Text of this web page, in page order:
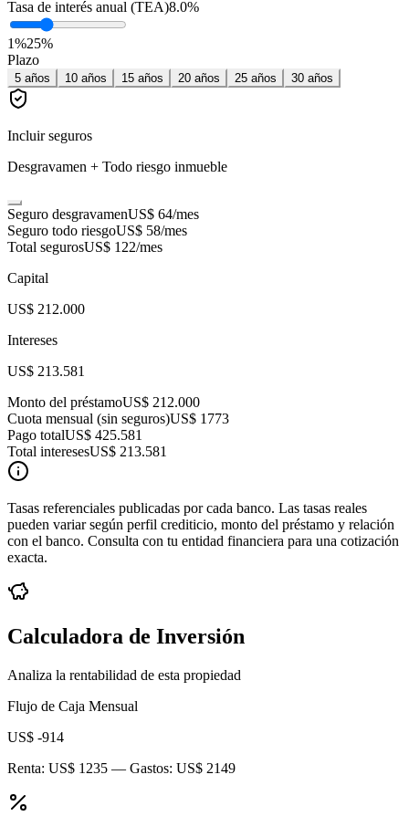
Tasa de interés anual (TEA)8.0%
1%25%
Plazo
5 años 10 años 15 años 20 años 25 años 30 años
Incluir seguros
Desgravamen + Todo riesgo inmueble
Seguro desgravamenUS$ 64/mes
Seguro todo riesgoUS$ 58/mes
Total segurosUS$ 122/mes
Capital
US$ 212.000
Intereses
US$ 213.581
Monto del préstamoUS$ 212.000
Cuota mensual (sin seguros)US$ 1773
Pago totalUS$ 425.581
Total interesesUS$ 213.581
Tasas referenciales publicadas por cada banco. Las tasas reales
pueden variar según perfil crediticio, monto del préstamo y relación
con el banco. Consulta con tu entidad financiera para una cotización
exacta.
Calculadora de Inversión
Analiza la rentabilidad de esta propiedad
Flujo de Caja Mensual
US$ -914
Renta: US$ 1235 — Gastos: US$ 2149